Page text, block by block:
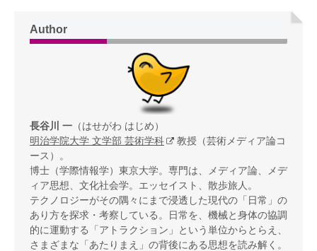
Author
長谷川 一 （はせがわ はじめ）
明治学院大学 文学部 芸術学科
教授（芸術メディア論コ
ース）。
博士（学際情報学）東京大学。専門は、メディア論、メデ
ィア思想、文化社会学。エッセイスト、散歩旅人。
テクノロジーがその隅々にまで浸透した現代の「日常」の
あり方を探求・考察している。日常を、機械と身体の協調
的に運動する「アトラクション」という単位からとらえ、
さまざまな「あたりまえ」の背後にある思想を読み解く。